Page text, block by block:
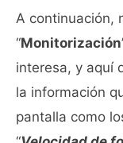
A continuación,
“Monitorización
interesa, y aquí
la información
pantalla como